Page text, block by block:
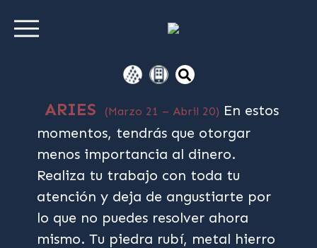
ARIES (Marzo 21 – Abril 20) En estos
momentos, tendrás que otorgar
menos importancia al dinero.
Realiza tu trabajo con toda tu
atención y deja de angustiarte por
lo que no puedes resolver ahora
mismo. Tu piedra rubí, metal hierro